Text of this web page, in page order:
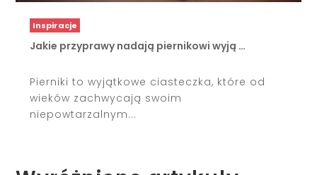
Inspiracje
Jakie przyprawy nadają piernikowi wyją …
Pierniki to wyjątkowe ciasteczka, które od
wieków zachwycają swoim
niepowtarzalnym...